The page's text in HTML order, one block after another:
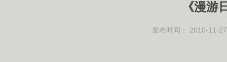
《漫游
发布时间： 2010-11-